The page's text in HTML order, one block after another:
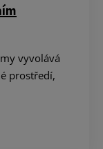
vyvolává
prostředí,